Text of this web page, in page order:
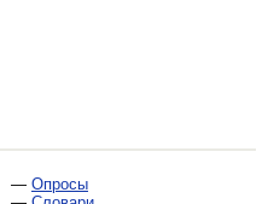
— Опросы